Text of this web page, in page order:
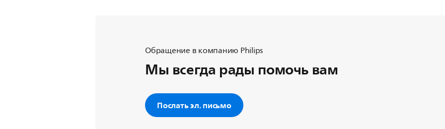
Обращение в компанию Philips
Мы всегда рады помочь вам
Послать эл. письмо